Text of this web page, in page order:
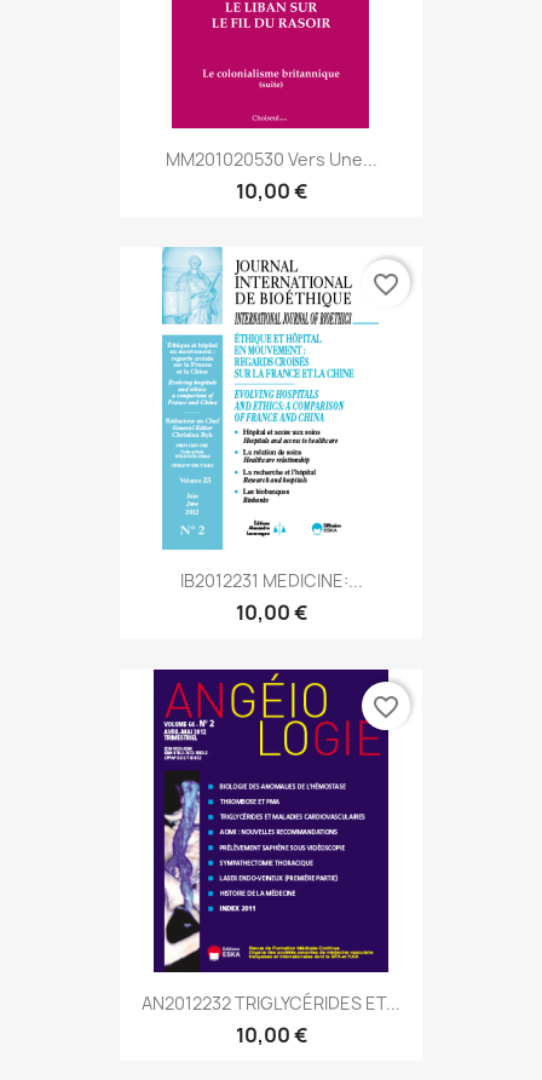
MM201020530 Vers Une...
10,00 €
IB2012231 MEDICINE:...
10,00 €
favorite_border
AN2012232 TRIGLYCÉRIDES ET...
10,00 €
favorite_border